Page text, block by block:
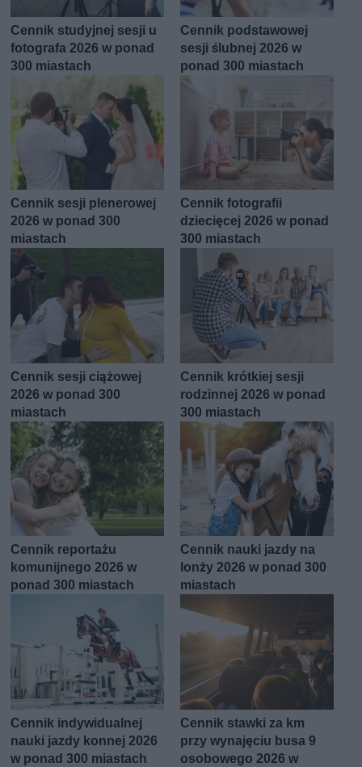
Cennik studyjnej sesji u
fotografa 2026 w ponad
300 miastach
Cennik podstawowej
sesji ślubnej 2026 w
ponad 300 miastach
Cennik sesji plenerowej
2026 w ponad 300
miastach
Cennik fotografii
dziecięcej 2026 w ponad
300 miastach
Cennik sesji ciążowej
2026 w ponad 300
miastach
Cennik krótkiej sesji
rodzinnej 2026 w ponad
300 miastach
Cennik reportażu
komunijnego 2026 w
ponad 300 miastach
Cennik nauki jazdy na
lonży 2026 w ponad 300
miastach
Cennik indywidualnej
nauki jazdy konnej 2026
w ponad 300 miastach
Cennik stawki za km
przy wynajęciu busa 9
osobowego 2026 w